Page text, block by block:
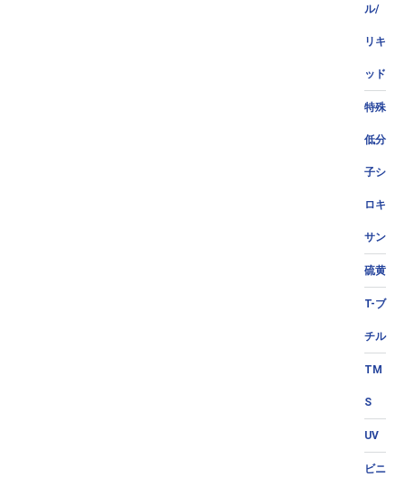
ル/
リキ
ッド
特殊
低分
子シ
ロキ
サン
硫黄
T-ブ
チル
TM
S
UV
ビニ